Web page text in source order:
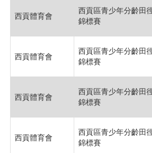
西貢體育會
西貢區青少年分齡田
錦標賽
西貢體育會
西貢區青少年分齡田
錦標賽
西貢體育會
西貢區青少年分齡田
錦標賽
西貢體育會
西貢區青少年分齡田
錦標賽